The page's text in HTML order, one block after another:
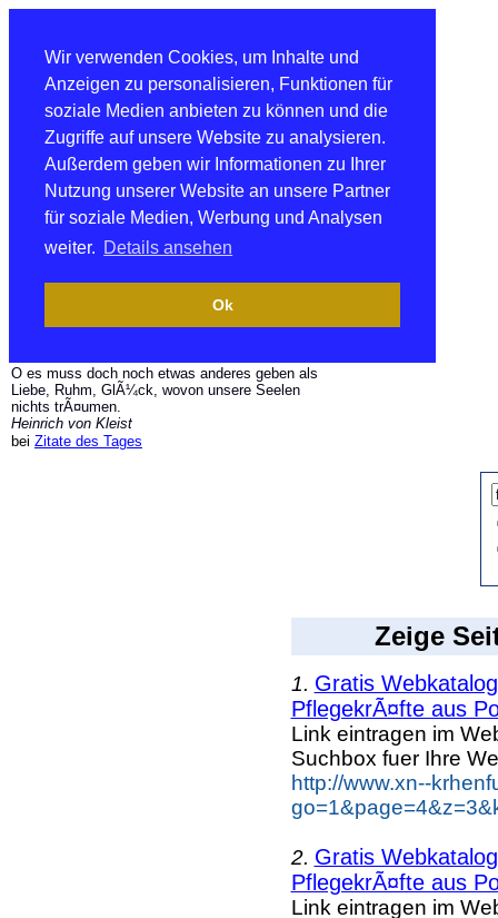
Wir verwenden Cookies, um Inhalte und
Anzeigen zu personalisieren, Funktionen für
soziale Medien anbieten zu können und die
Zugriffe auf unsere Website zu analysieren.
Außerdem geben wir Informationen zu Ihrer
Nutzung unserer Website an unsere Partner
für soziale Medien, Werbung und Analysen
weiter. Details ansehen
Ok
O es muss doch noch etwas anderes geben als
Liebe, Ruhm, GlÃ¼ck, wovon unsere Seelen
nichts trÃ¤umen.
Heinrich von Kleist
bei Zitate des Tages
Zeige
1. Gratis
PflegekrÃ¤fte aus
Link eintragen im
Suchbox fuer Ihre
http://www.xn--
2. Gratis
PflegekrÃ¤fte aus
Link eintragen im